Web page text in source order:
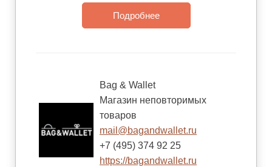
Подробнее
Bag & Wallet
Магазин неповторимых
товаров
mail@bagandwallet.ru
+7 (495) 374 92 25
https://bagandwallet.ru